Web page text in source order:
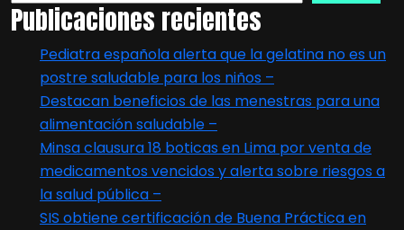
Publicaciones recientes
Pediatra española alerta que la gelatina no es un
postre saludable para los niños –
Destacan beneficios de las menestras para una
alimentación saludable –
Minsa clausura 18 boticas en Lima por venta de
medicamentos vencidos y alerta sobre riesgos a
la salud pública –
SIS obtiene certificación de Buena Práctica en